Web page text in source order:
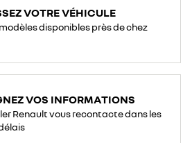
VOTRE VÉHICULE
disponibles près de chez
VOS INFORMATIONS
Renault vous recontacte dans les